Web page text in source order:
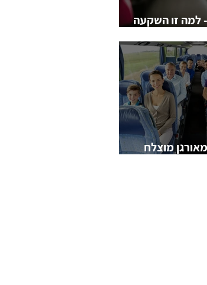
- למה זו השקעה
מאורגן מוצלח